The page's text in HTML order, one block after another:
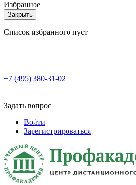
Избранное
Закрыть
Список избранного пуст
+7 (495) 380-31-02
Задать вопрос
Войти
Зарегистрироваться